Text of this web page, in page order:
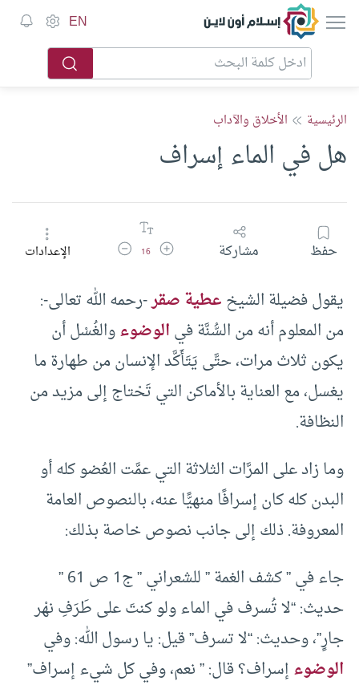
إسلام أون لاين EN
الرئيسية الأخلاق والآداب
هل في الماء إسراف
حفظ مشاركة زيادة حجم الخط
16 تقليل حجم الخطالإعدادات
يقول فضيلة الشيخعطية صقر-رحمه الله تعالى-:
من المعلوم أنه من السُّنَّة فيالوضوءوالغُسْل أن
يكون ثلاث مرات، حتَّى يَتَأَكَّد الإنسان من طهارة ما
يغسل، مع العناية بالأماكن التي تَحْتاج إلى مزيد من
النظافة.
وما زاد على المرَّات الثلاثة التي عمَّت العُضو كله أو
البدن كله كان إسرافًا منهيًّا عنه، بالنصوص العامة
المعروفة. ذلك إلى جانب نصوص خاصة بذلك:
جاء في ” كشف الغمة ” للشعراني ” ج1 ص 61 ”
حديث: “لا تُسرف في الماء ولو كنتَ على طَرَفِ نهْر
جارٍ”، وحديث: “لا تسرف” قيل: يا رسول الله: وفي
الوضوءإسراف؟ قال: ” نعم، وفي كل شيء إسراف”